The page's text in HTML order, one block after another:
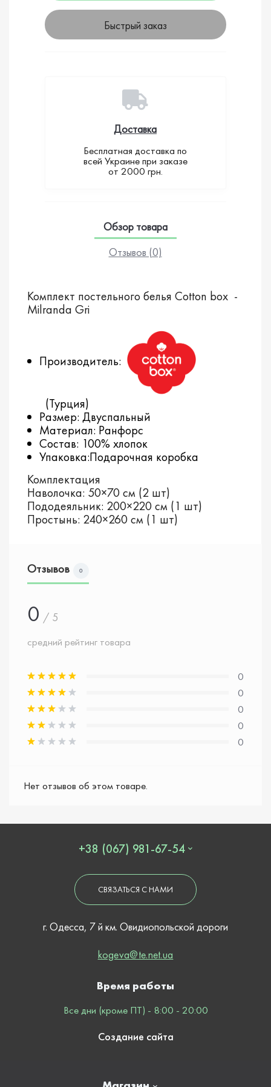
Быстрый заказ
Доставка
Бесплатная доставка по
всей Украине при заказе
от 2000 грн.
Обзор товара
Отзывов (0)
Комплект постельного белья Cotton box -
Milranda Gri
Производитель:
(Турция)
Размер: Двуспальный
Материал: Ранфорс
Состав: 100% хлопок
Упаковка:Подарочная коробка
Комплектация
Наволочка: 50×70 см (2 шт)
Пододеяльник: 200×220 см (1 шт)
Простынь: 240×260 см (1 шт)
Отзывов 0
0 / 5
средний рейтинг товара
0
0
0
0
0
Нет отзывов об этом товаре.
+38 (067) 981-67-54
СВЯЗАТЬСЯ С НАМИ
г. Одесса, 7 й км. Овидиопольской дороги
kogeva@te.net.ua
Время работы
Все дни (кроме ПТ) - 8:00 - 20:00
Создание сайта